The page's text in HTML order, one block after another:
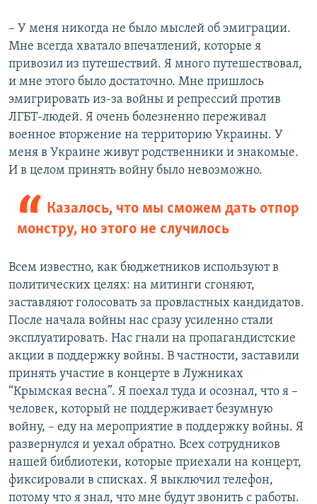
– У меня никогда не было мыслей об эмиграции.
Мне всегда хватало впечатлений, которые я
привозил из путешествий. Я много путешествовал,
и мне этого было достаточно. Мне пришлось
эмигрировать из-за войны и репрессий против
ЛГБТ-людей. Я очень болезненно переживал
военное вторжение на территорию Украины. У
меня в Украине живут родственники и знакомые.
И в целом принять войну было невозможно.
Казалось, что мы сможем дать отпор
монстру, но этого не случилось
Всем известно, как бюджетников используют в
политических целях: на митинги сгоняют,
заставляют голосовать за провластных кандидатов.
После начала войны нас сразу усиленно стали
эксплуатировать. Нас гнали на пропагандистские
акции в поддержку войны. В частности, заставили
принять участие в концерте в Лужниках
“Крымская весна”. Я поехал туда и осознал, что я –
человек, который не поддерживает безумную
войну, – еду на мероприятие в поддержку войны. Я
развернулся и уехал обратно. Всех сотрудников
нашей библиотеки, которые приехали на концерт,
фиксировали в списках. Я выключил телефон,
потому что я знал, что мне будут звонить с работы.